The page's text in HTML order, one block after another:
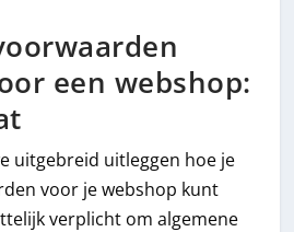
een webshop:
uitgebreid uitleggen hoe je
voor je webshop kunt
verplicht om algemene